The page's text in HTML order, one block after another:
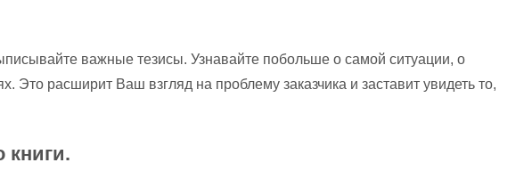
важные тезисы. Узнавайте побольше о самой ситуации, о
Это расширит Ваш взгляд на проблему заказчика и заставит увидеть то,
книги.